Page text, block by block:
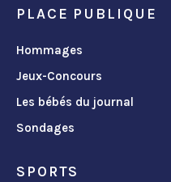
PLACE PUBLIQUE
Hommages
Jeux-Concours
Les bébés du journal
Sondages
SPORTS